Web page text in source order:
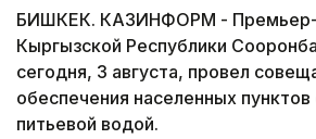
БИШКЕК. КАЗИНФОРМ - Премьер-
Кыргызской Республики
сегодня, 3 августа, провел
обеспечения населенных
питьевой водой.